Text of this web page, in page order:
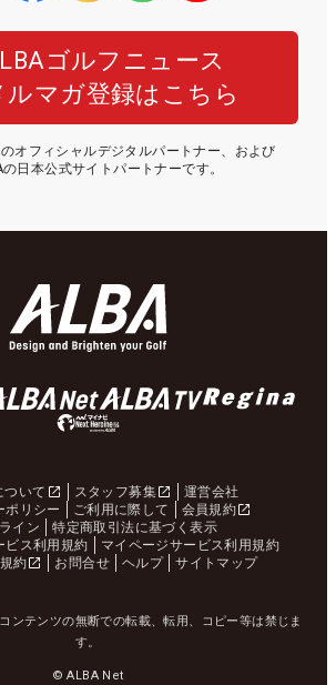
ゴルフニュース
ルマガ登録はこちら
オフィシャルデジタルパートナー、および
の日本公式サイトパートナーです。
ついて スタッフ募集
運営会社
ポリシー
ご利用に際して
会員規約
イン
特定商取引法に基づく表示
ビス利用規約
マイページサービス利用規約
約
お問合せ ヘルプ サイトマップ
ンテンツの無断での転載、転用、コピー等は禁じま
す。
© ALBA Net